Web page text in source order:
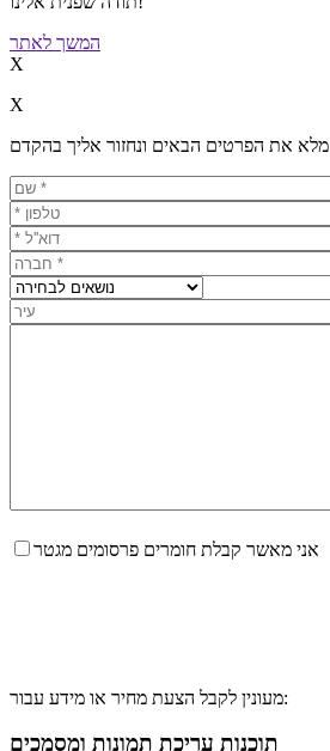
המשך לאתר
X
X
מלא את הפרטים הבאים ונחזור אליך בהקדם
אני מאשר קבלת חומרים פרסומים מגטר
מעונין לקבל הצעת מחיר או מידע עבור:
תוכנות עריכת תמונות ומסמכים